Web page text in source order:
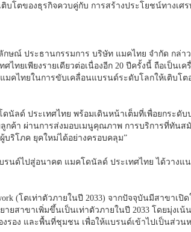
ติบโตของธุรกิจควบคู่กับ การสร้างประโยชน์ทางเศร
กษณ์ ประธานกรรมการ บริษัท แมคไทย จำกัด กล่า
ศไทยเพียงรายเดียวต่อเนื่องอีก 20 ปีครั้งนี้ ถือเป็นเ
มคไทยในการขับเคลื่อนแบรนด์ระดับโลกให้เติบโต
นัลด์ ประเทศไทย พร้อมเดินหน้าเต็มที่เพื่อยกระดับ
ลูกค้า ผ่านการส่งมอบเมนูคุณภาพ การบริการที่ทัน
บริโภค ยุคใหม่ได้อย่างครอบคลุม”
รนด์ไปสู่อนาคต แมคโดนัลด์ ประเทศไทย ได้วางแ
(โตเท่าตัวภายในปี 2033) จากปัจจุบันมีสาขาเปิ
ายสาขาเพิ่มขึ้นเป็นเท่าตัวภายในปี 2033 โดยมุ่งเน้
งรอง และพื้นที่ชุมชน เพื่อให้แบรนด์เข้าไปเป็นส่วน